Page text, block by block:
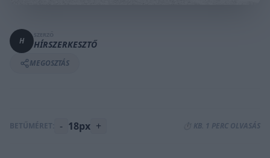
H HÍRSZERKESZTŐ
MEGOSZTÁS
BETŰMÉRET: - 18px + ⏱️ KB. 1 PERC OLVASÁS